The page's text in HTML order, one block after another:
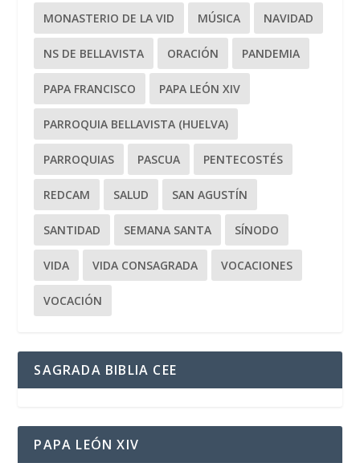
MONASTERIO DE LA VID MÚSICA NAVIDAD
NS DE BELLAVISTA ORACIÓN PANDEMIA
PAPA FRANCISCO PAPA LEÓN XIV
PARROQUIA BELLAVISTA (HUELVA)
PARROQUIAS PASCUA PENTECOSTÉS
REDCAM SALUD SAN AGUSTÍN
SANTIDAD SEMANA SANTA SÍNODO
VIDA VIDA CONSAGRADA VOCACIONES
VOCACIÓN
SAGRADA BIBLIA CEE
PAPA LEÓN XIV